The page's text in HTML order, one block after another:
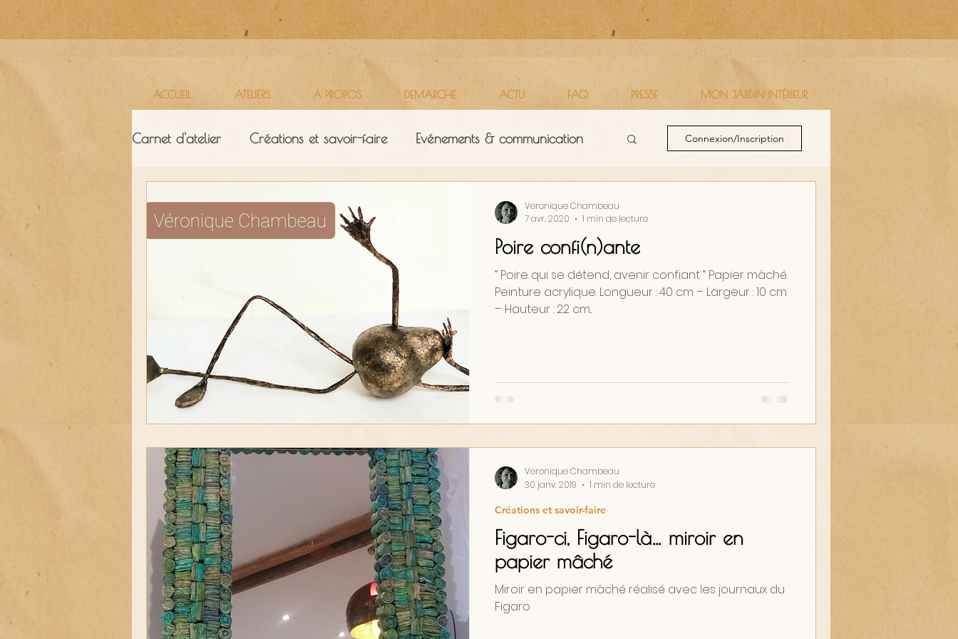
ACCUEIL ATELIERS A PROPOS DEMARCHE ACTU FAQ PRESSE MON JARDIN INTÉRIEUR
Carnet d'atelier Créations et savoir-faire Evénements & communication Connexion/Inscription
Poire confi(n)ante
” Poire qui se détend, avenir confiant “ Papier mâché.
Peinture acrylique. Longueur : 40 cm – Largeur : 10 cm
– Hauteur : 22 cm...
Veronique Chambeau
7 avr. 2020
1 min de lecture
Figaro-ci, Figaro-là… miroir en
papier mâché
Miroir en papier mâché réalisé avec les journaux du
Figaro
Créations et savoir-faire
Veronique Chambeau
30 janv. 2019
1 min de lecture